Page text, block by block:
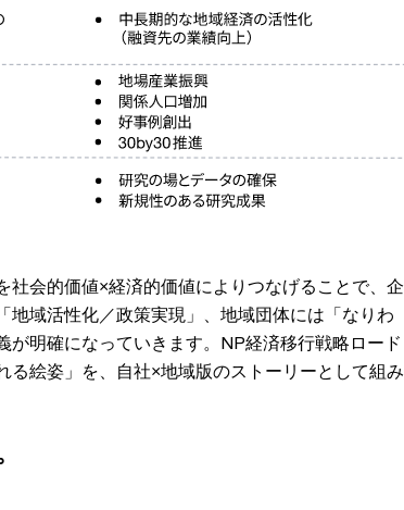
会的価値×経済的価値によりつなげることで、企
域活性化／政策実現」、地域団体には「なりわ
明確になっていきます。NP経済移行戦略ロード
絵姿」を、自社×地域版のストーリーとして組み